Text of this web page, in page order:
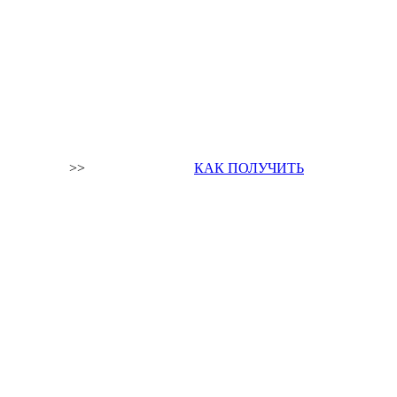
>> КАК ПОЛУЧИТЬ